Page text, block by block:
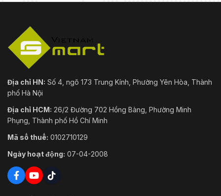
Địa chỉ HN: Số 4, ngõ 173 Trung Kính, Phường Yên Hòa, Thành
phố Hà Nội
Địa chỉ HCM: 26/2 Đường 702 Hồng Bàng, Phường Minh
Phụng, Thành phố Hồ Chí Minh
Mã số thuế: 0102710129
Ngày hoạt động: 07-04-2008